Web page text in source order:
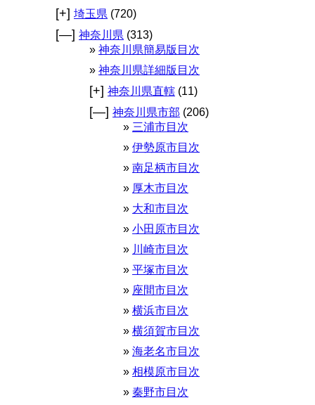
[+] 埼玉県 (720)
[—] 神奈川県 (313)
神奈川県簡易版目次
神奈川県詳細版目次
[+] 神奈川県直轄 (11)
[—] 神奈川県市部 (206)
三浦市目次
伊勢原市目次
南足柄市目次
厚木市目次
大和市目次
小田原市目次
川崎市目次
平塚市目次
座間市目次
横浜市目次
横須賀市目次
海老名市目次
相模原市目次
秦野市目次